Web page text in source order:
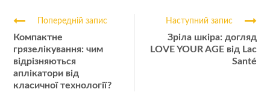
Попередній запис
Компактне
грязелікування: чим
відрізняються
аплікатори від
класичної технології?
Наступний запис
Зріла шкіра: догляд
LOVE YOUR AGE від Lac
Santé